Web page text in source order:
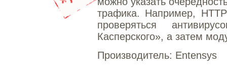
трафика. Например,
проверяться
Касперского», а затем
Производитель: Entensys